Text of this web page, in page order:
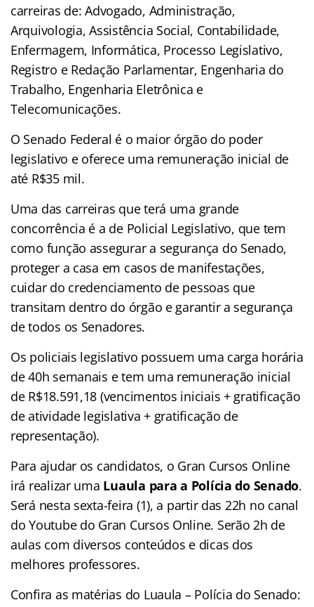
carreiras de: Advogado, Administração,
Arquivologia, Assistência Social, Contabilidade,
Enfermagem, Informática, Processo Legislativo,
Registro e Redação Parlamentar, Engenharia do
Trabalho, Engenharia Eletrônica e
Telecomunicações.
O Senado Federal é o maior órgão do poder
legislativo e oferece uma remuneração inicial de
até R$35 mil.
Uma das carreiras que terá uma grande
concorrência é a de Policial Legislativo, que tem
como função assegurar a segurança do Senado,
proteger a casa em casos de manifestações,
cuidar do credenciamento de pessoas que
transitam dentro do órgão e garantir a segurança
de todos os Senadores.
Os policiais legislativo possuem uma carga horária
de 40h semanais e tem uma remuneração inicial
de R$18.591,18 (vencimentos iniciais + gratificação
de atividade legislativa + gratificação de
representação).
Para ajudar os candidatos, o Gran Cursos Online
irá realizar uma Luaula para a Polícia do Senado.
Será nesta sexta-feira (1), a partir das 22h no canal
do Youtube do Gran Cursos Online. Serão 2h de
aulas com diversos conteúdos e dicas dos
melhores professores.
Confira as matérias do Luaula – Polícia do Senado: